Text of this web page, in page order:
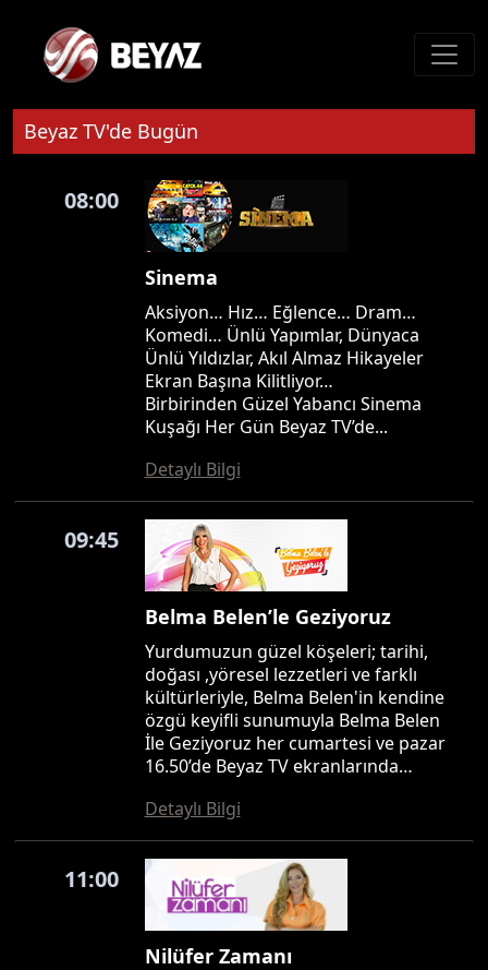
Beyaz TV'de Bugün
08:00
Sinema
Aksiyon… Hız… Eğlence… Dram…
Komedi… Ünlü Yapımlar, Dünyaca
Ünlü Yıldızlar, Akıl Almaz Hikayeler
Ekran Başına Kilitliyor…
Birbirinden Güzel Yabancı Sinema
Kuşağı Her Gün Beyaz TV’de...
Detaylı Bilgi
09:45
Belma Belen’le Geziyoruz
Yurdumuzun güzel köşeleri; tarihi,
doğası ,yöresel lezzetleri ve farklı
kültürleriyle, Belma Belen'in kendine
özgü keyifli sunumuyla Belma Belen
İle Geziyoruz her cumartesi ve pazar
16.50’de Beyaz TV ekranlarında…
Detaylı Bilgi
11:00
Nilüfer Zamanı